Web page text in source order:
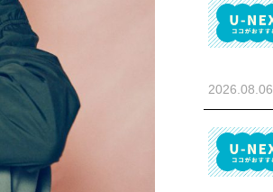
2026.08.06